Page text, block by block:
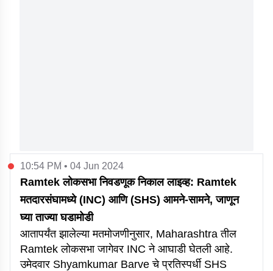
10:54 PM • 04 Jun 2024
Ramtek लोकसभा निवडणूक निकाल लाइव्ह: Ramtek
मतदारसंघामध्ये (INC) आणि (SHS) आमने-सामने, जाणून
घ्या ताज्या घडामोडी
आतापर्यंत झालेल्या मतमोजणीनुसार, Maharashtra तील
Ramtek लोकसभा जागेवर INC ने आघाडी घेतली आहे.
उमेदवार Shyamkumar Barve चे प्रतिस्पर्धी SHS